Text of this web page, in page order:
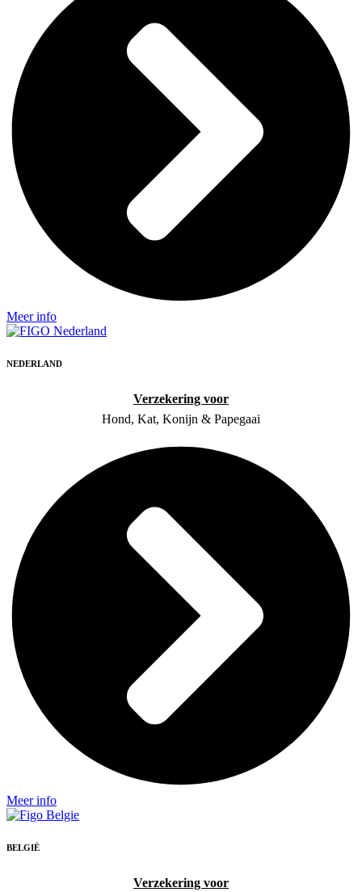
Meer info
NEDERLAND
Verzekering voor
Hond, Kat, Konijn & Papegaai
Meer info
BELGIË
Verzekering voor